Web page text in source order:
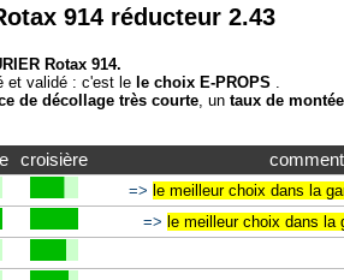
914 réducteur 2.43
Rotax 914.
et validé : c'est le le choix E-PROPS .
de décollage très courte, un taux de
croisière
=> le meilleur choix dans la
=> le meilleur choix dans la